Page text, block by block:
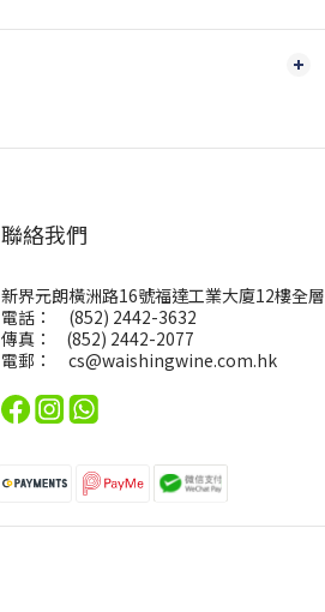
聯絡我們
新界元朗橫洲路16號福達工業大廈12樓全層
電話： (852) 2442-3632
傳真： (852) 2442-2077
電郵： cs@waishingwine.com.hk